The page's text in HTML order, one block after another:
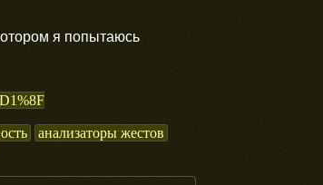
я попытаюсь
анализаторы жестов